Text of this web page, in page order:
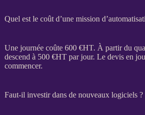
Quel est le coût d’une mission
Une journée coûte 600 €HT. À partir du
descend à 500 €HTpar jour. Le devisen
commencer.
Faut-il investir dans de nouveaux logiciels ?